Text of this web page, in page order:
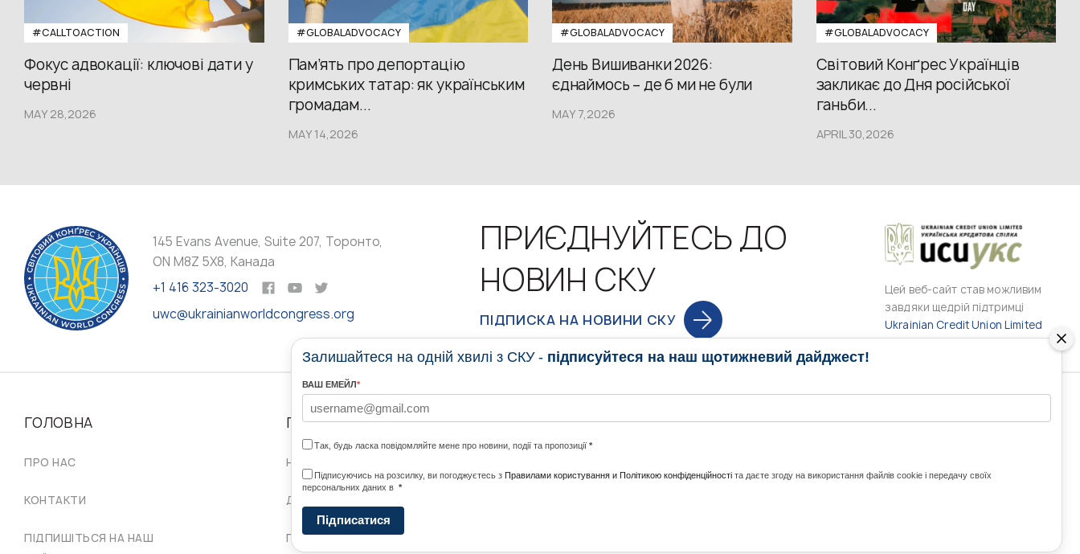
#CALLTOACTION
Фокус адвокації: ключові дати у
червні
MAY 28,2026
#GLOBALADVOCACY
Пам’ять про депортацію
кримських татар: як українським
громадам...
MAY 14,2026
#GLOBALADVOCACY
День Вишиванки 2026:
єднаймось – де б ми не були
MAY 7,2026
#GLOBALADVOCACY
Світовий Конґрес Українців
закликає до Дня російської
ганьби...
APRIL 30,2026
145 Evans Avenue, Suite 207, Торонто,
ON M8Z 5X8, Канада
+1 416 323-3020
uwc@ukrainianworldcongress.org
ПРИЄДНУЙТЕСЬ ДО
НОВИН СКУ
ПІДПИСКА НА НОВИНИ СКУ
Цей веб-сайт став можливим
завдяки щедрій підтримці
Ukrainian Credit Union Limited
ГОЛОВНА
ПРО НАС
КОНТАКТИ
ПІДПИШІТЬСЯ НА НАШ
ПРО НАС
НАШІ СПІЛЬНОТИ ПО СВІТУ
ДОРАДЧА РАДА
ПРОВІД СКУ
НОВИНИ ПРОГРАМИ МЕДІА КОНТАКТИ
з України та світу
Залишайтеся на одній хвилі з СКУ - підписуйтеся на наш щотижневий дайджест!
ВАШ ЕМЕЙЛ*
Так, будь ласка повідомляйте мене про новини, події та пропозиції *
Підписуючись на розсилку, ви погоджуєтесь з Правилами користування и Політикою конфіденційності та даєте згоду на використання файлів cookie і передачу своїх
персональних даних в *
Підписатися